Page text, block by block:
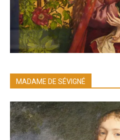
MADAME DE SÉVIGNÉ